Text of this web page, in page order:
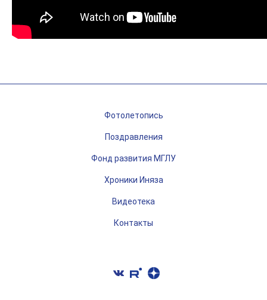
Фотолетопись
Поздравления
Фонд развития МГЛУ
Хроники Иняза
Видеотека
Контакты